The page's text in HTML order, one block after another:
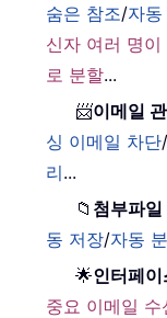
숨은 참조/자
신자 여러 명
로 분할...
📨이메일
싱 이메일 차단/
리...
📁 첨부파일
동 저장/자동
🌟인터페이
중요 이메일 수